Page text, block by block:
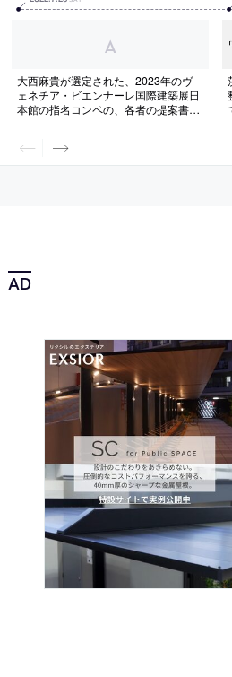
大西麻貴が選定された、2023年のヴ
ェネチア・ビエンナーレ国際建築展日
本館の指名コンペの、各者の提案書と
子・原田真宏 / 原田麻魚が名を連ねる